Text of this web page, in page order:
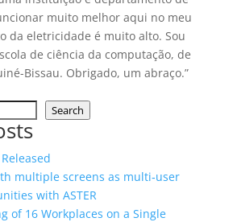
muito melhor aqui no meu
da eletricidade é muito alto. Sou
de ciência da computação, de
Bissau. Obrigado, um abraço.”
Search
multiple screens as multi‑user
with ASTER
of 16 Workplaces on a Single